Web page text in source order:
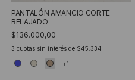
PANTALÓN AMANCIO CORTE
RELAJADO
$136.000,00
3 cuotas sin interés de $45.334
+1